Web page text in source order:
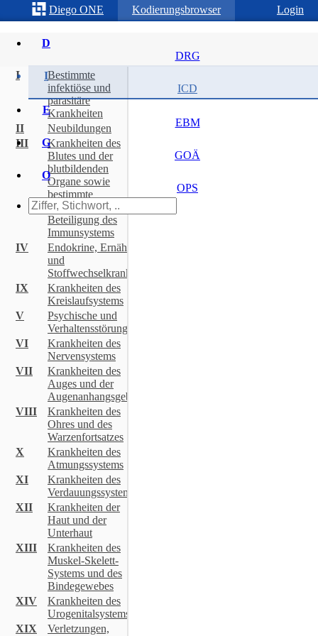
Diego ONE Kodierungsbrowser Login
D
DRG
I
ICD
E
EBM
G
GOÄ
O
OPS
I
Bestimmte
infektiöse und
parasitäre
Krankheiten
II
Neubildungen
III
Krankheiten des
Blutes und der
blutbildenden
Organe sowie
bestimmte
Störungen mit
Beteiligung des
Immunsystems
IV
Endokrine, Ernährungs-
und
Stoffwechselkrankheiten
IX
Krankheiten des
Kreislaufsystems
V
Psychische und
Verhaltensstörungen
VI
Krankheiten des
Nervensystems
VII
Krankheiten des
Auges und der
Augenanhangsgebilde
VIII
Krankheiten des
Ohres und des
Warzenfortsatzes
X
Krankheiten des
Atmungssystems
XI
Krankheiten des
Verdauungssystems
XII
Krankheiten der
Haut und der
Unterhaut
XIII
Krankheiten des
Muskel-Skelett-
Systems und des
Bindegewebes
XIV
Krankheiten des
Urogenitalsystems
XIX
Verletzungen,